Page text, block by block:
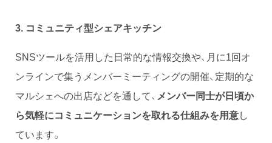
3. コミュニティ型シェアキッチン
SNSツールを活用した日常的な情報交換や、月に1回オ
ンラインで集うメンバーミーティングの開催、定期的な
マルシェへの出店などを通して、 メンバー同士が日頃か
ら気軽にコミュニケーションを取れる仕組みを用意し
ています。